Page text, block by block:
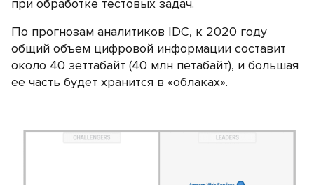
при обработке тестовых задач.
По прогнозам аналитиков IDC, к 2020 году
общий объем цифровой информации составит
около 40 зеттабайт (40 млн петабайт), и большая
ее часть будет хранится в «облаках».